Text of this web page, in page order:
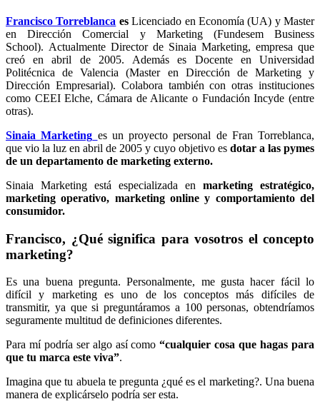
Francisco Torreblanca esLicenciado en Economía (UA) y Master
en Dirección Comercial y Marketing (Fundesem Business
School). Actualmente Director de Sinaia Marketing, empresa que
creó en abril de 2005. Además es Docente en Universidad
Politécnica de Valencia (Master en Dirección de Marketing y
Dirección Empresarial). Colabora también con otras instituciones
como CEEI Elche, Cámara de Alicante o Fundación Incyde (entre
otras).
Sinaia Marketing es un proyecto personal de Fran Torreblanca,
que vio la luz en abril de 2005 y cuyo objetivo es dotar a las pymes
de un departamento de marketing externo.
Sinaia Marketing está especializada en marketing estratégico,
marketing operativo, marketing online y comportamiento del
consumidor.
Francisco, ¿Qué significa para vosotros el concepto
marketing?
Es una buena pregunta. Personalmente, me gusta hacer fácil lo
difícil y marketing es uno de los conceptos más difíciles de
transmitir, ya que si preguntáramos a 100 personas, obtendríamos
seguramente multitud de definiciones diferentes.
Para mí podría ser algo así como“cualquier cosa que hagas para
que tu marca este viva”.
Imagina que tu abuela te pregunta ¿qué es el marketing?. Una buena
manera de explicárselo podría ser esta.